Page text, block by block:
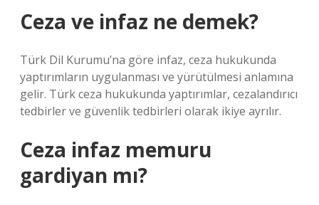
Ceza ve infaz ne demek?
Türk Dil Kurumu’na göre infaz, ceza hukukunda
yaptırımların uygulanması ve yürütülmesi anlamına
gelir. Türk ceza hukukunda yaptırımlar, cezalandırıcı
tedbirler ve güvenlik tedbirleri olarak ikiye ayrılır.
Ceza infaz memuru
gardiyan mı?